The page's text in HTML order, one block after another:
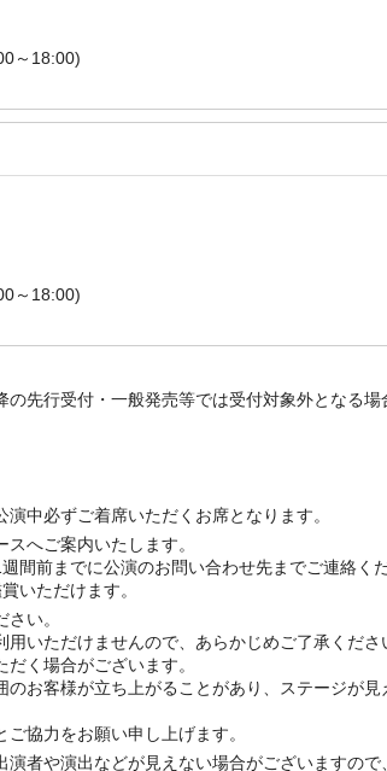
～18:00)
～18:00)
先行受付・一般発売等では受付対象外となる場
中必ずご着席いただくお席となります。
へご案内いたします。
間前までに公演のお問い合わせ先までご連絡く
いただけます。
い。
いただけませんので、あらかじめご了承くださ
く場合がございます。
お客様が立ち上がることがあり、ステージが
協力をお願い申し上げます。
者や演出などが見えない場合がございますの